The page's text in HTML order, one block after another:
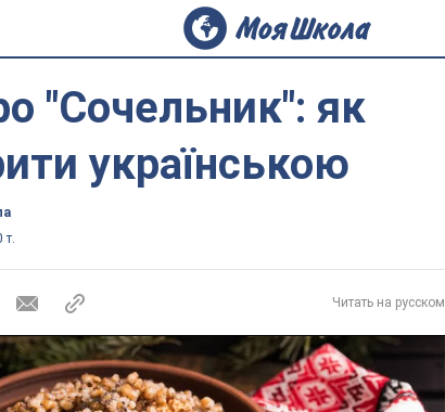
"Сочельник": як
українською
т.
Читать на русском